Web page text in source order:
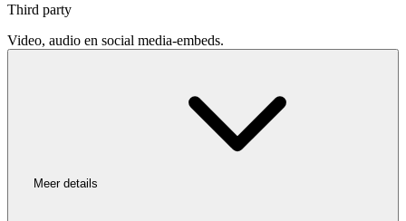
Third party
Video, audio en social media-embeds.
Meer details